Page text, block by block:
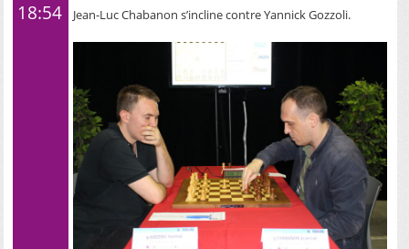
18:54 Jean-Luc Chabanon s’incline contre Yannick Gozzoli.